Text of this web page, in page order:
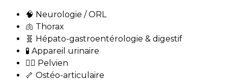
🧠 Neurologie / ORL
🫁 Thorax
🧬 Hépato-gastroentérologie & digestif
🧪 Appareil urinaire
🧍‍♀️ Pelvien
🦴 Ostéo-articulaire